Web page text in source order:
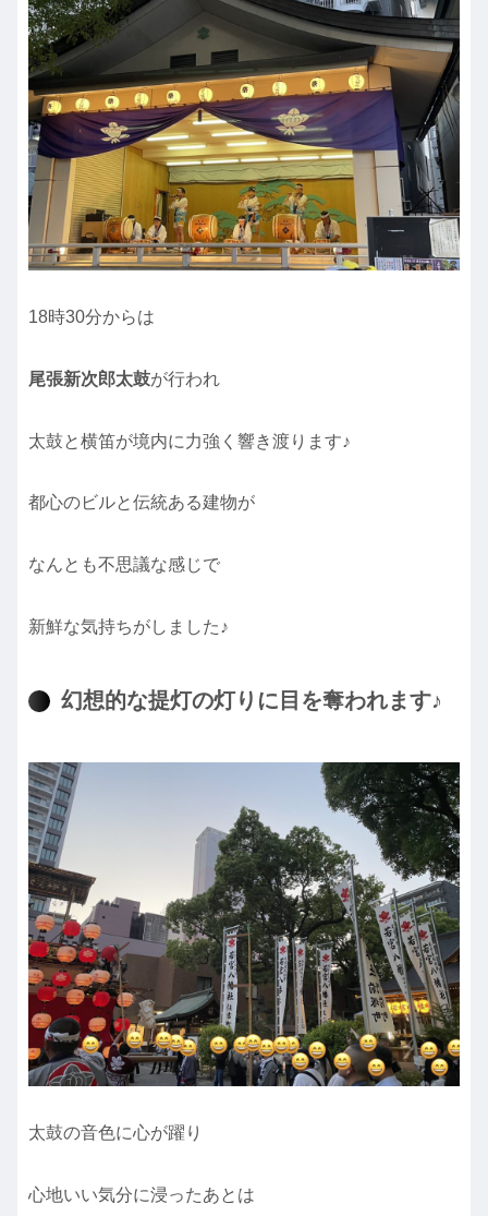
18時30分からは
尾張新次郎太鼓が行われ
太鼓と横笛が境内に力強く響き渡ります♪
都心のビルと伝統ある建物が
なんとも不思議な感じで
新鮮な気持ちがしました♪
幻想的な提灯の灯りに目を奪われます♪
太鼓の音色に心が躍り
心地いい気分に浸ったあとは